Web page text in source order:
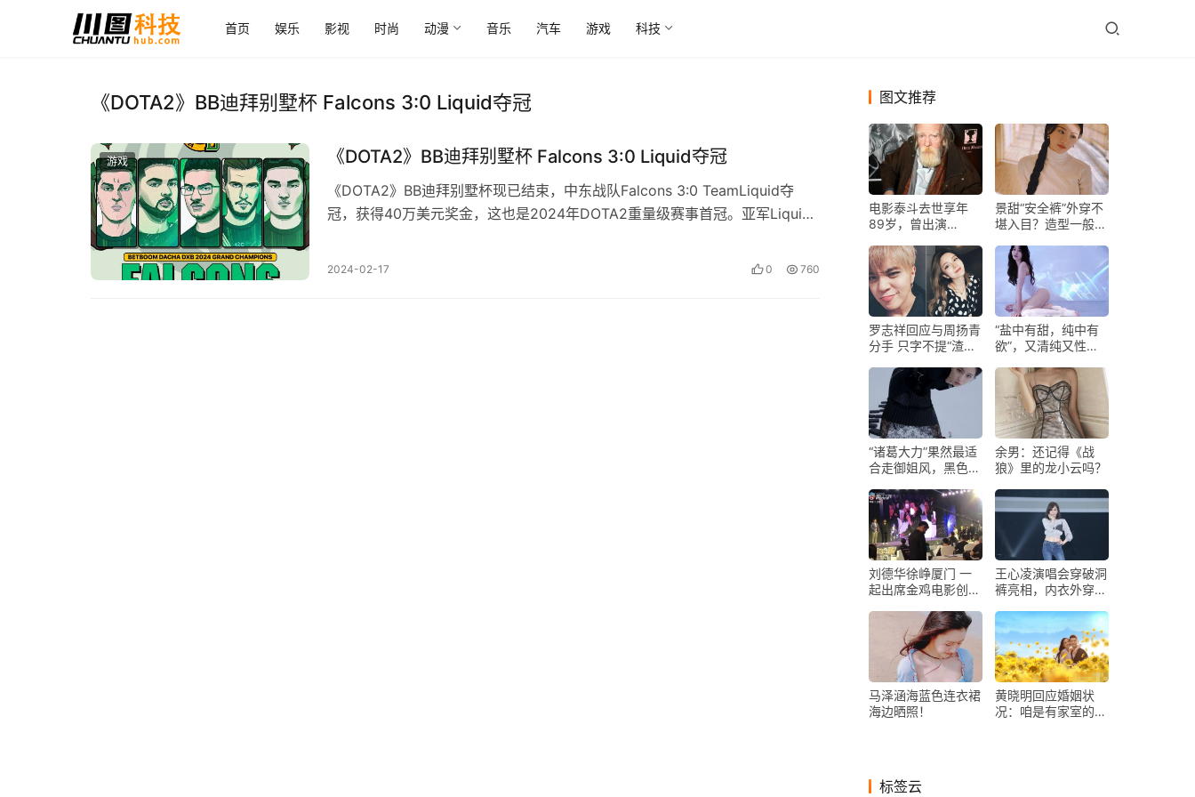
首页 娱乐 影视 时尚 动漫 音乐 汽车 游戏 科技
《DOTA2》BB迪拜别墅杯 Falcons 3:0 Liquid夺冠
游戏 《DOTA2》BB迪拜别墅杯 Falcons 3:0 Liquid夺冠
《DOTA2》BB迪拜别墅杯现已结束，中东战队Falcons 3:0 TeamLiquid夺
冠，获得40万美元奖金，这也是2024年DOTA2重量级赛事首冠。亚军Liquid
2024-02-17 0 760
图文推荐
电影泰斗去世享年
89岁，曾出演
获欧美电影最高荣誉
景甜“安全裤”外穿不
堪入目？造型一般人
藏不住
罗志祥回应与周扬青
分手 只字不提“渣男”
“盐中有甜，纯中有
欲”，又清纯又性感
儿？
“诸葛大力”果然最适
合走御姐风，黑色西
飒
余男：还记得《战
狼》里的龙小云吗？
刘德华徐峥厦门 一
起出席金鸡电影创投
王心凌演唱会穿破洞
裤亮相，内衣外穿身
马泽涵海蓝色连衣裙
海边晒照！
黄晓明回应婚姻状
况：咱是有家室的
标签云